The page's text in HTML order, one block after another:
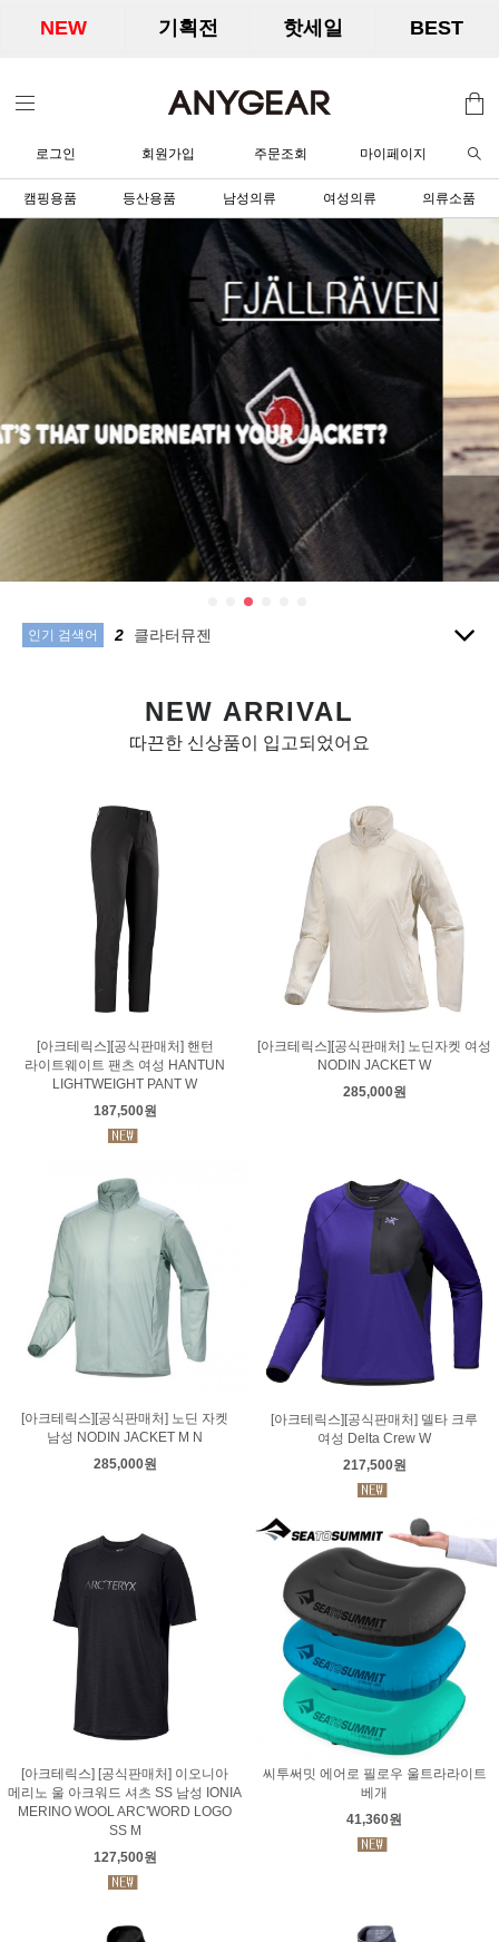
NEW 기획전 핫세일 BEST
로그인 회원가입 주문조회 마이페이지
캠핑용품 등산용품 남성의류 여성의류 의류소품
인기 검색어
1 아크테릭스
3
1
피엘라벤
양말
배낭
10 텐트
아크테릭스
NEW ARRIVAL
따끈한 신상품이 입고되었어요
[아크테릭스][공식판매처] 핸턴
라이트웨이트 팬츠 여성 HANTUN
LIGHTWEIGHT PANT W
187,500원
[아크테릭스][공식판매처] 노딘자켓 여성
NODIN JACKET W
285,000원
[아크테릭스][공식판매처] 노딘 자켓
남성 NODIN JACKET M N
285,000원
[아크테릭스][공식판매처] 델타 크루
여성 Delta Crew W
217,500원
[아크테릭스] [공식판매처] 이오니아
메리노 울 아크워드 셔츠 SS 남성 IONIA
MERINO WOOL ARC'WORD LOGO
SS M
127,500원
씨투써밋 에어로 필로우 울트라라이트
베개
41,360원